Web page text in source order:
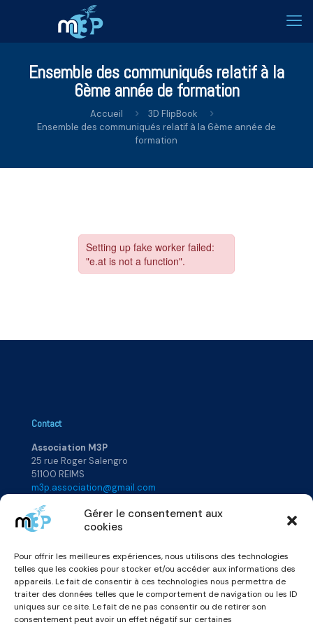
Gérer le consentement aux
cookies
Pour offrir les meilleures expériences, nous utilisons des technologies
telles que les cookies pour stocker et/ou accéder aux informations des
appareils. Le fait de consentir à ces technologies nous permettra de
traiter des données telles que le comportement de navigation ou les ID
uniques sur ce site. Le fait de ne pas consentir ou de retirer son
consentement peut avoir un effet négatif sur certaines
Ensemble des communiqués relatif à la
6ème année de formation
Accueil
3D FlipBook
Ensemble des communiqués relatif à la 6ème année de
formation
Contact
Association M3P
25 rue Roger Salengro
51100 REIMS
m3p.association@gmail.com
Accueil
Qui sommes-nous ?
Actualités
Rejoignez-nous
Annuaire
Vidéos & Podcats